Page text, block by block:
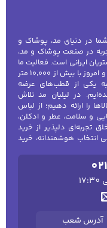
شما در دنیای مد، پوشاک و
مد، با بیش از ۱۵ سال تجربه در صنعت پوشاک و مد،
ایرانی است. فعالیت ما
از سال ۲۰۰۸ زیرمجموعه گروه شکوفا آغاز شد و امروز با بیش از ۱۰٬۰۰۰ متر
یکی از قطب‌های عرضه
در لیلیان مد تلاش
را ارائه دهیم؛ از لباس
و سلامت، عطر و ادکلن،
دلپذیر از خرید
انتخاب هوشمندانه، خرید
آدرس شعب